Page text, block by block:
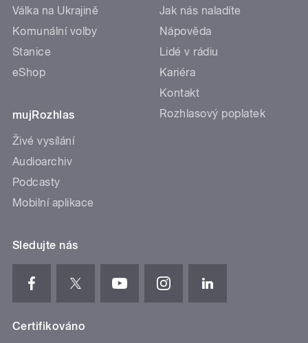
Válka na Ukrajině
Komunální volby
Stanice
eShop
mujRozhlas
Živé vysílání
Audioarchiv
Podcasty
Mobilní aplikace
Jak nás naladíte
Nápověda
Lidé v rádiu
Kariéra
Kontakt
Rozhlasový poplatek
Sledujte nás
Certifikováno